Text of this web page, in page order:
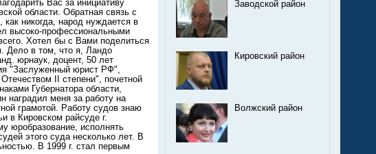
Заводской район
Кировский район
Волжский район